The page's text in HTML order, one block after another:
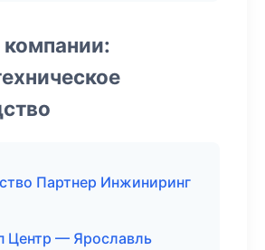
Партнер Инжиниринг
Центр — Ярославль